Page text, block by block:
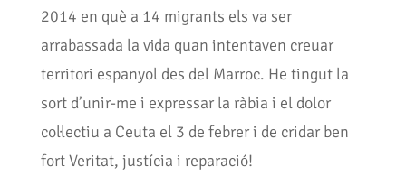
2014 en què a 14 migrants els va ser
arrabassada la vida quan intentaven creuar
territori espanyol des del Marroc. He tingut la
sort d’unir-me i expressar la ràbia i el dolor
col·lectiu a Ceuta el 3 de febrer i de cridar ben
fort Veritat, justícia i reparació!